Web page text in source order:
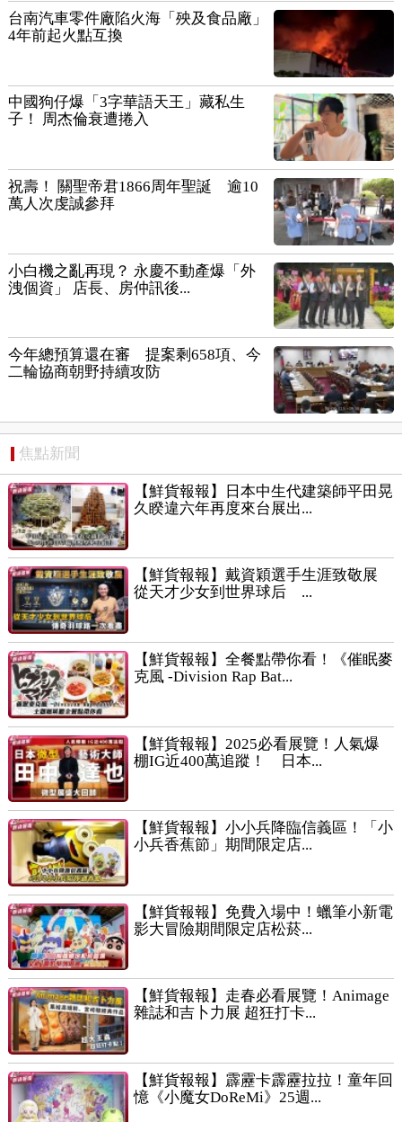
台南汽車零件廠陷火海「殃及食品廠」
4年前起火點互換
中國狗仔爆「3字華語天王」藏私生
子！ 周杰倫衰遭捲入
祝壽！ 關聖帝君1866周年聖誕 逾10
萬人次虔誠參拜
小白機之亂再現？ 永慶不動產爆「外
洩個資」 店長、房仲訊後...
今年總預算還在審 提案剩658項、今
二輪協商朝野持續攻防
焦點新聞
【鮮貨報報】日本中生代建築師平田晃
久睽違六年再度來台展出...
【鮮貨報報】戴資穎選手生涯致敬展
從天才少女到世界球后 ...
【鮮貨報報】全餐點帶你看！《催眠麥
克風 -Division Rap Bat...
【鮮貨報報】2025必看展覽！人氣爆
棚IG近400萬追蹤！ 日本...
【鮮貨報報】小小兵降臨信義區！「小
小兵香蕉節」期間限定店...
【鮮貨報報】免費入場中！蠟筆小新電
影大冒險期間限定店松菸...
【鮮貨報報】走春必看展覽！Animage
雜誌和吉卜力展 超狂打卡...
【鮮貨報報】霹靂卡霹靂拉拉！童年回
憶《小魔女DoReMi》25週...